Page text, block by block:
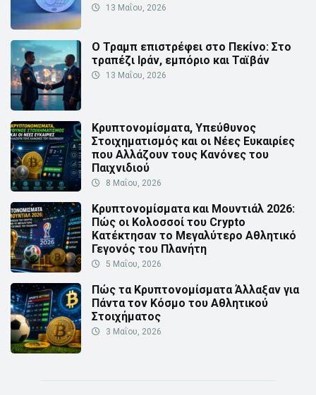
13 Μαΐου, 2026
Ο Τραμπ επιστρέφει στο Πεκίνο: Στο
τραπέζι Ιράν, εμπόριο και Ταϊβάν
13 Μαΐου, 2026
Κρυπτονομίσματα, Υπεύθυνος
Στοιχηματισμός και οι Νέες Ευκαιρίες
που Αλλάζουν τους Κανόνες του
Παιχνιδιού
8 Μαΐου, 2026
Κρυπτονομίσματα και Μουντιάλ 2026:
Πώς οι Κολοσσοί του Crypto
Κατέκτησαν το Μεγαλύτερο Αθλητικό
Γεγονός του Πλανήτη
5 Μαΐου, 2026
Πώς τα Κρυπτονομίσματα Άλλαξαν για
Πάντα τον Κόσμο του Αθλητικού
Στοιχήματος
3 Μαΐου, 2026